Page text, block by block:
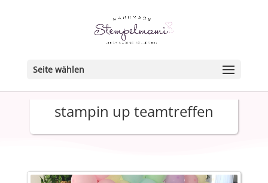
Seite wählen
stampin up teamtreffen